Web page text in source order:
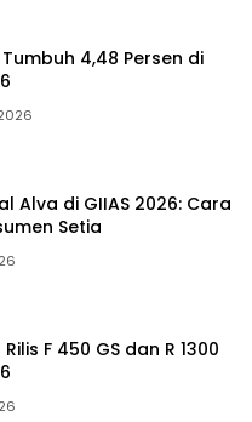
Tumbuh 4,48 Persen di
Alva di GIIAS 2026: Cara
Setia
F 450 GS dan R 1300